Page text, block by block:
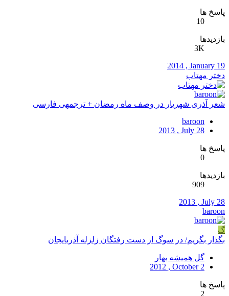
پاسخ ها
10
بازدیدها
3K
2014 , January 19
دختر مهتاب
شعر آذری شهریار در وصف ماه رمضان + ترجمه‏ی فارسی
baroon
2013 , July 28
پاسخ ها
0
بازدیدها
909
2013 , July 28
baroon
گ
بگذار بگریم/ در سوگ از دست رفتگان زلزله آذربایجان
گل همیشه بهار
2012 , October 2
پاسخ ها
2